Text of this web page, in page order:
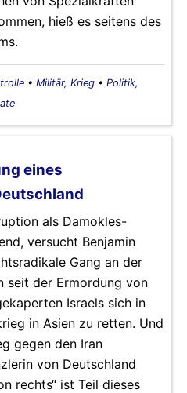
hieß es seitens des
• Militär, Krieg • Politik,
eines
als Damokles-
versucht Benjamin
Gang an der
seit der Ermordung von
Israels sich in
in Asien zu retten. Und
gegen den Iran
von Deutschland
rechts“ ist Teil dieses